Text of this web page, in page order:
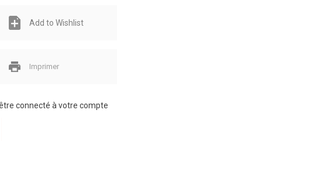
Add to Wishlist
Imprimer
connecté à votre compte